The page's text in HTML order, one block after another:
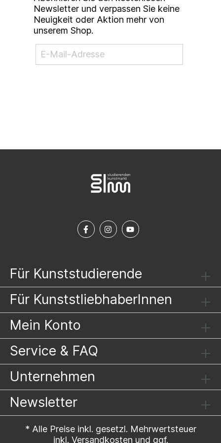
Newsletter und verpassen Sie keine
Neuigkeit oder Aktion mehr von
unserem Shop.
Für Kunststudierende
Für KunststliebhaberInnen
Mein Konto
Service & FAQ
Unternehmen
Newsletter
* Alle Preise inkl. gesetzl. Mehrwertsteuer
inkl. Versandkosten und ggf.